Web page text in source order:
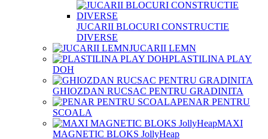
JUCARII BLOCURI CONSTRUCTIE
DIVERSE
JUCARII LEMN
PLASTILINA PLAY
DOH
GHIOZDAN RUCSAC PENTRU GRADINITA
PENAR PENTRU
SCOALA
MAXI
MAGNETIC BLOKS JollyHeap